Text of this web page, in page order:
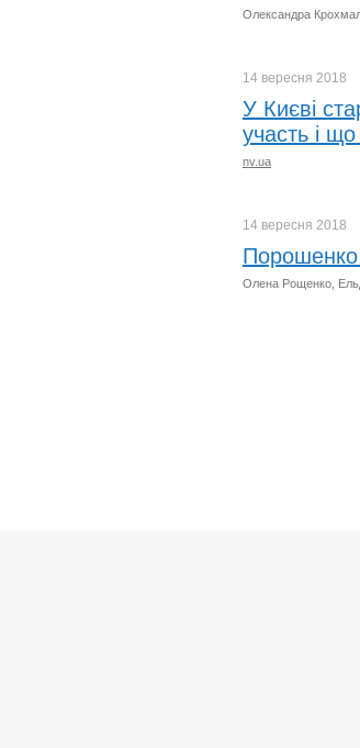
Олександра
14 вересня 2018
У Києві
участь і
nv.ua
14 вересня 2018
Порошенко
Олена Рощенко,